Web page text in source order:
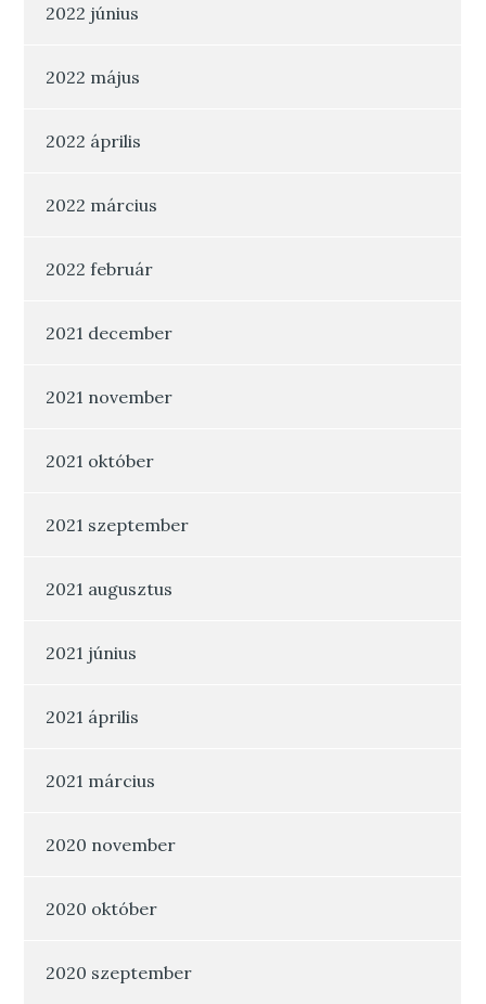
2022 június
2022 május
2022 április
2022 március
2022 február
2021 december
2021 november
2021 október
2021 szeptember
2021 augusztus
2021 június
2021 április
2021 március
2020 november
2020 október
2020 szeptember